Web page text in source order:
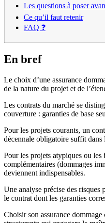
Les questions à poser
Ce qu’il faut retenir
FAQ ❓
En bref
Le choix d’une assurance
de la nature du projet et de
Les contrats du marché se
couverture : garanties de base
Pour les projets courants, un
décennale obligatoire suffit dans
Pour les projets atypiques ou
complémentaires (dommages
deviennent indispensables.
Une analyse précise des risques
le contrat dont les garanties
Choisir son assurance